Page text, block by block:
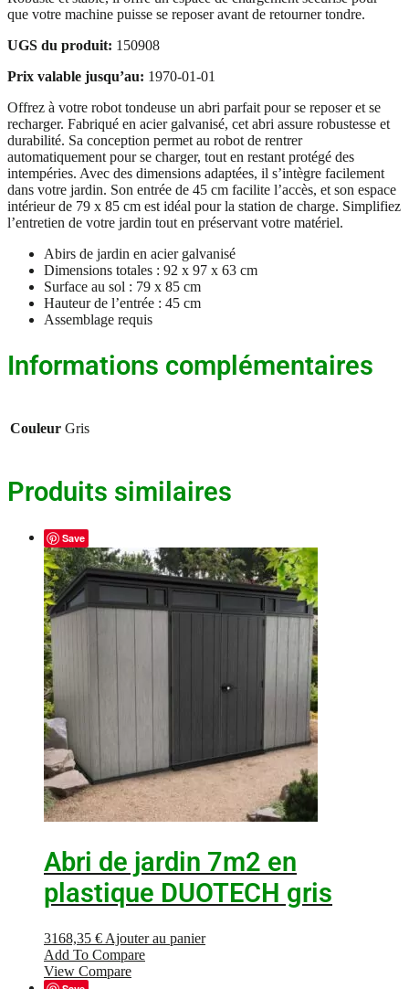
que votre machine puisse se reposer avant de retourner tondre.
UGS du produit: 150908
Prix valable jusqu’au: 1970-01-01
Offrez à votre robot tondeuse un abri parfait pour se reposer et se
recharger. Fabriqué en acier galvanisé, cet abri assure robustesse et
durabilité. Sa conception permet au robot de rentrer
automatiquement pour se charger, tout en restant protégé des
intempéries. Avec des dimensions adaptées, il s’intègre facilement
dans votre jardin. Son entrée de 45 cm facilite l’accès, et son espace
intérieur de 79 x 85 cm est idéal pour la station de charge. Simplifiez
l’entretien de votre jardin tout en préservant votre matériel.
Abirs de jardin en acier galvanisé
Dimensions totales : 92 x 97 x 63 cm
Surface au sol : 79 x 85 cm
Hauteur de l’entrée : 45 cm
Assemblage requis
Informations complémentaires
Couleur Gris
Produits similaires
Save
Abri de jardin 7m2 en
plastique DUOTECH gris
3168,35 € Ajouter au panier
Add To Compare
View Compare